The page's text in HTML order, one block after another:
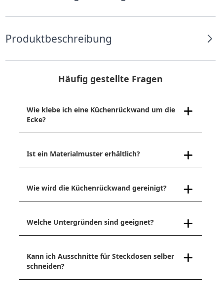
Produktbeschreibung
Häufig gestellte Fragen
Wie klebe ich eine Küchenrückwand um die
Ecke?
Ist ein Materialmuster erhältlich?
Wie wird die Küchenrückwand gereinigt?
Welche Untergründen sind geeignet?
Kann ich Ausschnitte für Steckdosen selber
schneiden?